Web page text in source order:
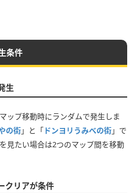
条件
生
ップ移動時にランダムで発生しま
の街」と「ドンヨリうみべの街」で
見たい場合は2つのマップ間を移動
クリアが条件